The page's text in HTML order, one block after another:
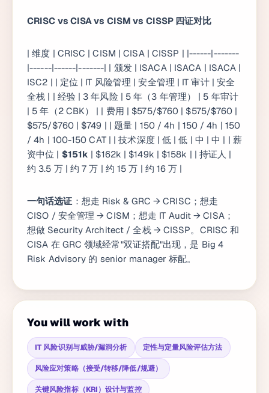
CRISC vs CISA vs CISM vs CISSP 四证对比
| 维度 | CRISC | CISM | CISA | CISSP | |------|-------
|------|------|-------| | 颁发 | ISACA | ISACA | ISACA |
ISC2 | | 定位 | IT 风险管理 | 安全管理 | IT 审计 | 安全
全栈 | | 经验 | 3 年风险 | 5 年（3 年管理） | 5 年审计
| 5 年（2 CBK） | | 费用 | $575/$760 | $575/$760 |
$575/$760 | $749 | | 题量 | 150 / 4h | 150 / 4h | 150
/ 4h | 100-150 CAT | | 技术深度 | 低 | 低 | 中 | 中 | | 薪
资中位 | $151k | $162k | $149k | $158k | | 持证人 |
约 3.5 万 | 约 7 万 | 约 15 万 | 约 16 万 |
一句话选证 ：想走 Risk & GRC → CRISC；想走
CISO / 安全管理 → CISM；想走 IT Audit → CISA；
想做 Security Architect / 全栈 → CISSP。CRISC 和
CISA 在 GRC 领域经常"双证搭配"出现，是 Big 4
Risk Advisory 的 senior manager 标配。
You will work with
IT 风险识别与威胁/漏洞分析 定性与定量风险评估方法
风险应对策略（接受/转移/降低/规避）
关键风险指标（KRI）设计与监控